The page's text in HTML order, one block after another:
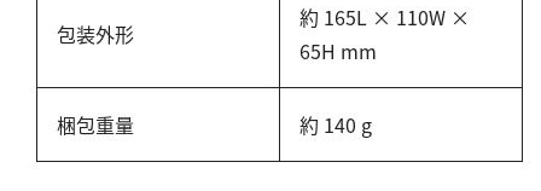
包装外形
約 165L × 110W ×
65H mm
梱包重量 約 140 g
pH